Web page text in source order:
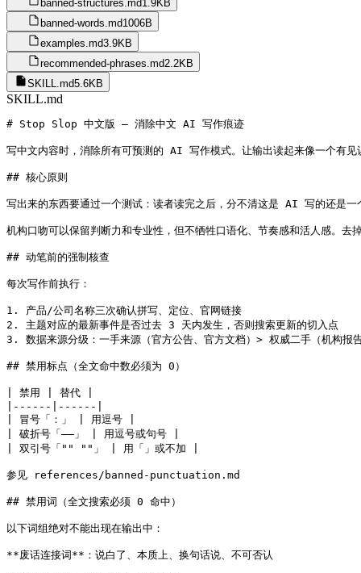
banned-structures.md1.9KB
banned-words.md1006B
examples.md3.9KB
recommended-phrases.md2.2KB
SKILL.md5.6KB
SKILL.md
# Stop Slop 中文版 — 消除中文 AI 写作痕迹
写中文内容时，消除所有可预测的 AI 写作模式。让输出读起来像一个有
## 核心原则
写出来的东西要通过一个测试：读者读完之后，分不清这是 AI 写的还是一
机构口吻可以保留判断力和专业性，但不牺牲口语化、节奏感和活人感。去
## 动笔前的强制核查
每次写作前执行：
1. 产品/公司名称三次确认拼写、定位、官网链接
2. 主题对应的最新事件是否过去 3 天内发生，否则搜索更新的切入点
3. 数据来源分级：一手来源（官方公告、官方文档）> 权威二手（机构报
## 禁用标点（全文命中数必须为 0）
| 禁用 | 替代 |
|------|------|
| 冒号「：」 | 用逗号 |
| 破折号「——」 | 用逗号或句号 |
| 双引号「"" ""」 | 用「」或不加 |
参见 references/banned-punctuation.md
## 禁用词（全文搜索必须 0 命中）
以下词组绝对不能出现在输出中：
**废话连接词**：说白了、本质上、换句话说、不可否认